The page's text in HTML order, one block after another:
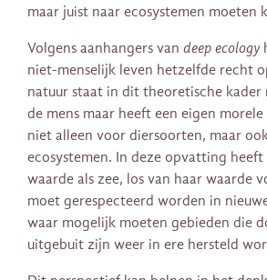
maar juist naar ecosystemen moeten
Volgens aanhangers van deep ecology
niet-menselijk leven hetzelfde recht
natuur staat in dit theoretische kader
de mens maar heeft een eigen
niet alleen voor diersoorten, maar
ecosystemen. In deze opvatting heeft
waarde als zee, los van haar waarde
moet gerespecteerd worden in
waar mogelijk moeten gebieden die
uitgebuit zijn weer in ere hersteld